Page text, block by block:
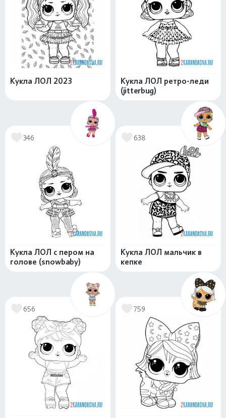
Кукла ЛОЛ 2023
Кукла ЛОЛ ретро-леди
(jitterbug)
346
Кукла ЛОЛ с пером на
голове (snowbaby)
638
Кукла ЛОЛ мальчик в
кепке
656 759